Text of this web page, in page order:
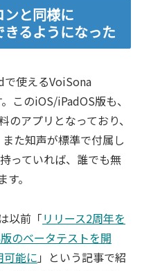
と同様に
るようになった
で使えるVoiSona
このiOS/iPadOS版も、
アプリとなっており、
た知声が標準で付属し
っていれば、誰でも無
。
以前「リリース2周年を
のベータテストを開
可能に 」という記事で紹